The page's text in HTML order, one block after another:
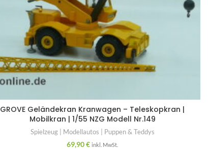
GROVE Geländekran Kranwagen – Teleskopkran |
Mobilkran | 1/55 NZG Modell Nr.149
Spielzeug | Modellautos | Puppen & Teddys
69,90€ inkl. MwSt.